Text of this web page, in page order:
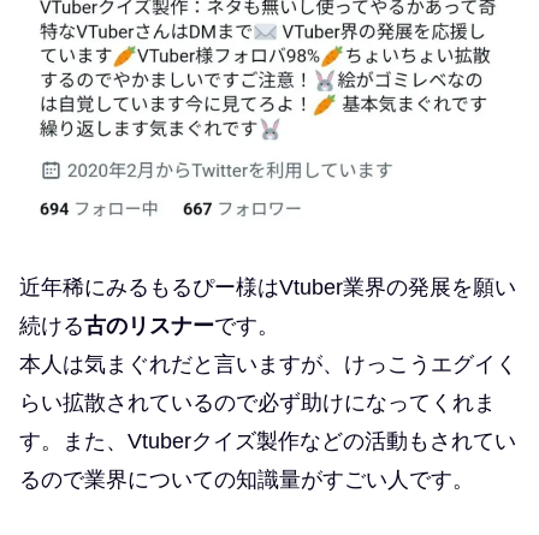
近年稀にみるもるぴー様はVtuber業界の発展を願い
続ける古のリスナーです。
本人は気まぐれだと言いますが、けっこうエグイく
らい拡散されているので必ず助けになってくれま
す。また、Vtuberクイズ製作などの活動もされてい
るので業界についての知識量がすごい人です。